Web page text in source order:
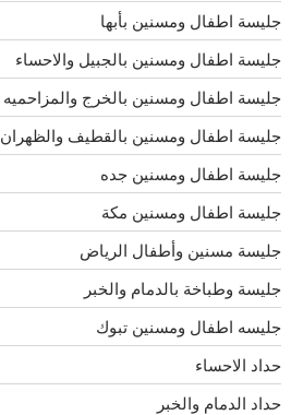
جليسة اطفال ومسنين بأبها
جليسة اطفال ومسنين بالجبيل والاحساء
جليسة اطفال ومسنين بالخرج والمزاحميه
جليسة اطفال ومسنين بالقطيف والظهران
جليسة اطفال ومسنين جده
جليسة اطفال ومسنين مكة
جليسة مسنين وأطفال الرياض
جليسة وطباخة بالدمام والخبر
جليسه اطفال ومسنين تبوك
حداد الاحساء
حداد الدمام والخبر